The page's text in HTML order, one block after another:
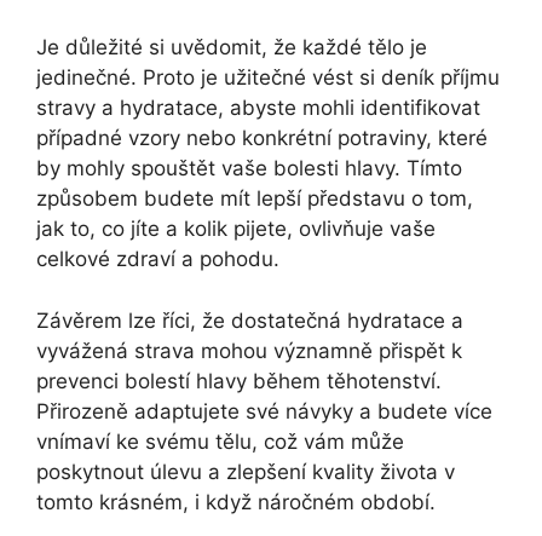
Je důležité si uvědomit, že každé tělo je
jedinečné. Proto je užitečné vést si deník příjmu
stravy a hydratace, abyste mohli identifikovat
případné vzory nebo konkrétní potraviny, které
by mohly spouštět vaše bolesti hlavy. Tímto
způsobem budete mít lepší představu o tom,
jak to, co jíte a kolik pijete, ovlivňuje vaše
celkové zdraví a pohodu.
Závěrem lze říci, že dostatečná hydratace a
vyvážená strava mohou významně přispět k
prevenci bolestí hlavy během těhotenství.
Přirozeně adaptujete své návyky a budete více
vnímaví ke svému tělu, což vám může
poskytnout úlevu a zlepšení kvality života v
tomto krásném, i když náročném období.